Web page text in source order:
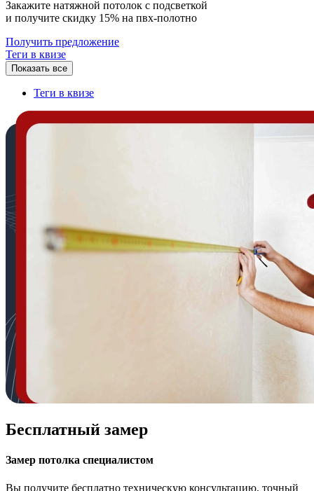
Закажите натяжной потолок с подсветкой
и получите скидку 15% на пвх-полотно
Получить предложение
Теги в квизе
Показать все
Теги в квизе
Бесплатный замер
Замер потолка специалистом
Вы получите бесплатно техническую консультацию, точный